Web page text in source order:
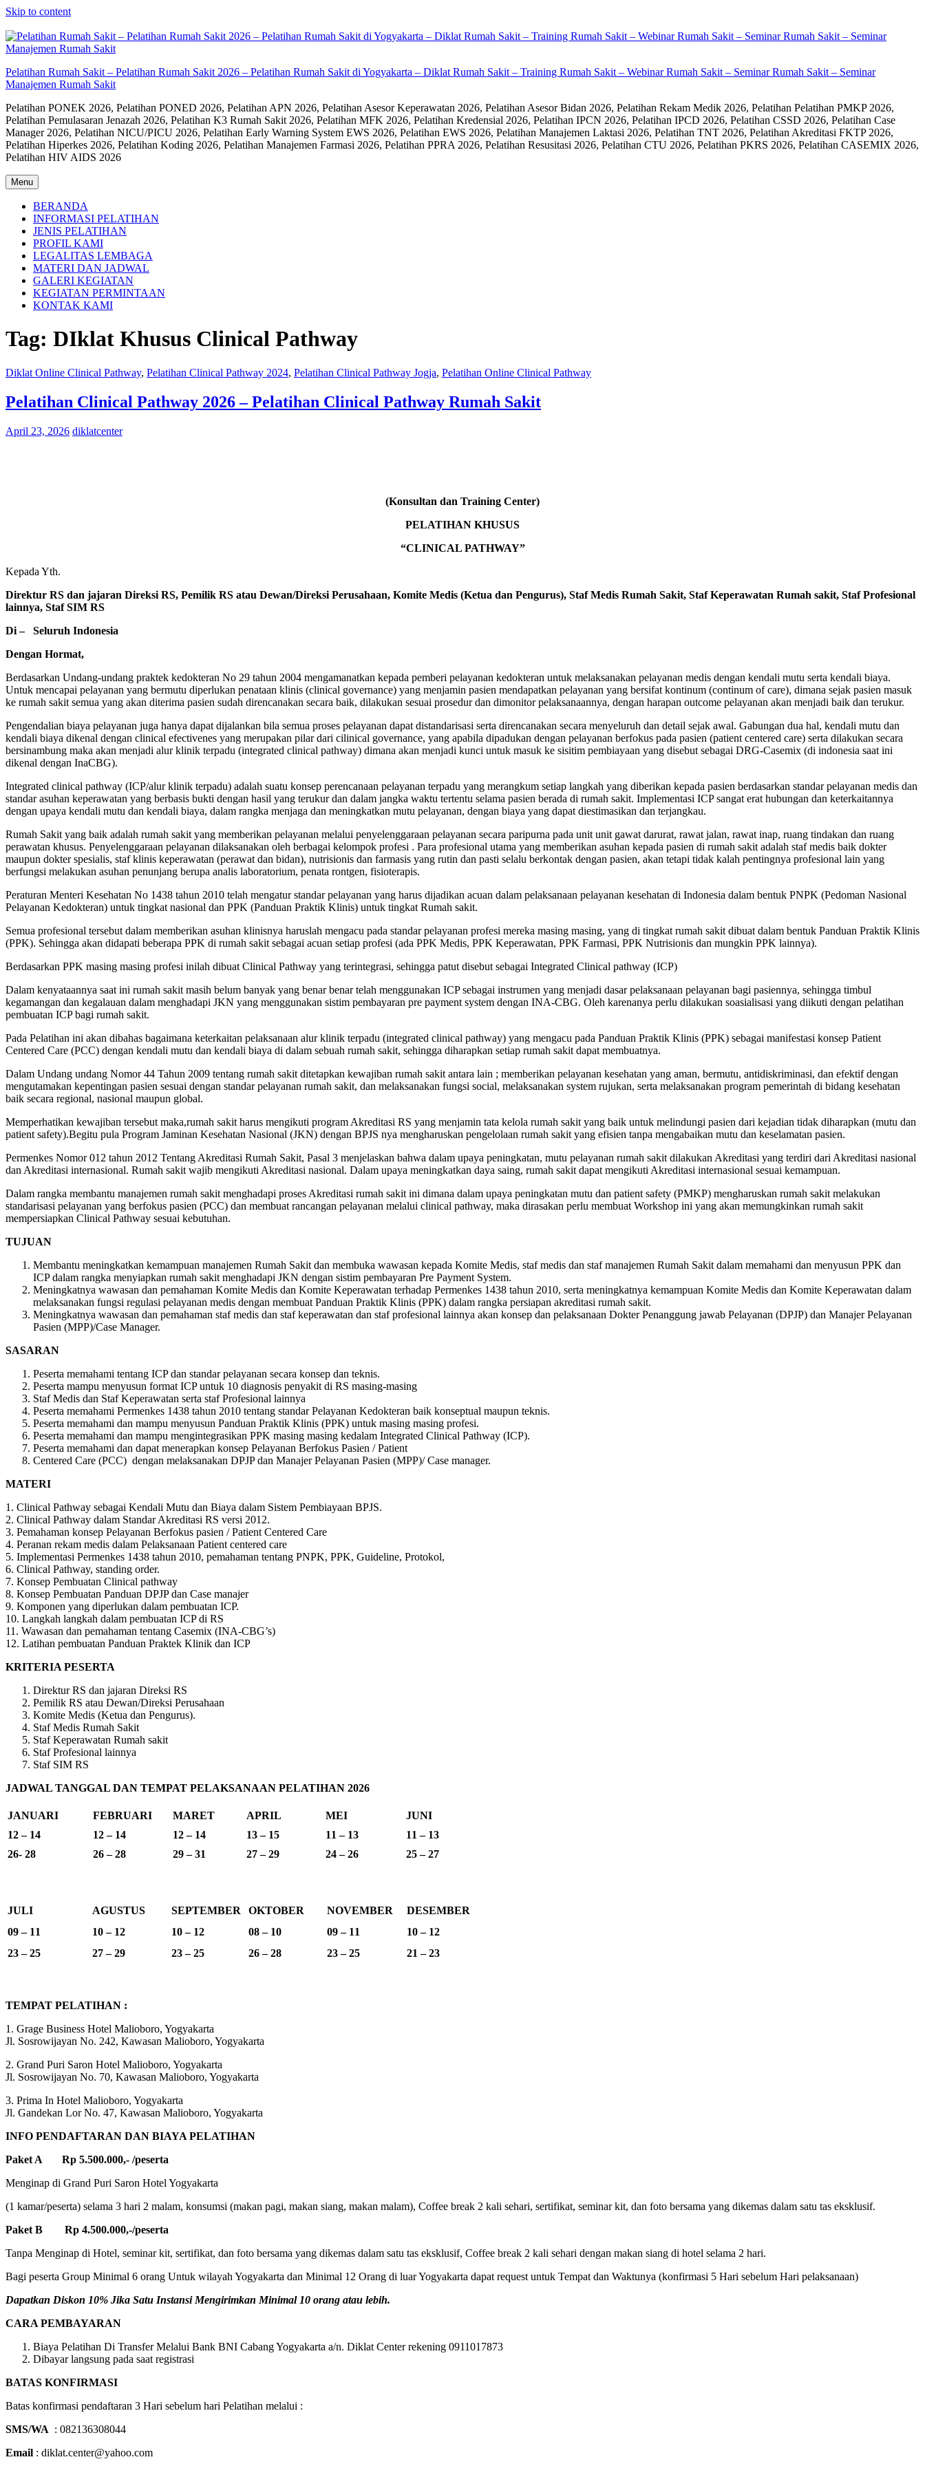
Skip to content
Pelatihan Rumah Sakit – Pelatihan Rumah Sakit 2026 – Pelatihan Rumah Sakit di Yogyakarta – Diklat Rumah Sakit – Training Rumah Sakit – Webinar Rumah Sakit – Seminar Rumah Sakit – Seminar
Manajemen Rumah Sakit
Pelatihan PONEK 2026, Pelatihan PONED 2026, Pelatihan APN 2026, Pelatihan Asesor Keperawatan 2026, Pelatihan Asesor Bidan 2026, Pelatihan Rekam Medik 2026, Pelatihan Pelatihan PMKP 2026,
Pelatihan Pemulasaran Jenazah 2026, Pelatihan K3 Rumah Sakit 2026, Pelatihan MFK 2026, Pelatihan Kredensial 2026, Pelatihan IPCN 2026, Pelatihan IPCD 2026, Pelatihan CSSD 2026, Pelatihan Case
Manager 2026, Pelatihan NICU/PICU 2026, Pelatihan Early Warning System EWS 2026, Pelatihan EWS 2026, Pelatihan Manajemen Laktasi 2026, Pelatihan TNT 2026, Pelatihan Akreditasi FKTP 2026,
Pelatihan Hiperkes 2026, Pelatihan Koding 2026, Pelatihan Manajemen Farmasi 2026, Pelatihan PPRA 2026, Pelatihan Resusitasi 2026, Pelatihan CTU 2026, Pelatihan PKRS 2026, Pelatihan CASEMIX 2026,
Pelatihan HIV AIDS 2026
Menu
BERANDA
INFORMASI PELATIHAN
JENIS PELATIHAN
PROFIL KAMI
LEGALITAS LEMBAGA
MATERI DAN JADWAL
GALERI KEGIATAN
KEGIATAN PERMINTAAN
KONTAK KAMI
Tag: DIklat Khusus Clinical Pathway
Diklat Online Clinical Pathway, Pelatihan Clinical Pathway 2024, Pelatihan Clinical Pathway Jogja, Pelatihan Online Clinical Pathway
Pelatihan Clinical Pathway 2026 – Pelatihan Clinical Pathway Rumah Sakit
April 23, 2026 diklatcenter
(Konsultan dan Training Center)
PELATIHAN KHUSUS
“CLINICAL PATHWAY”
Kepada Yth.
Direktur RS dan jajaran Direksi RS, Pemilik RS atau Dewan/Direksi Perusahaan, Komite Medis (Ketua dan Pengurus), Staf Medis Rumah Sakit, Staf Keperawatan Rumah sakit, Staf Profesional
lainnya, Staf SIM RS
Di –
Seluruh Indonesia
Dengan Hormat,
Berdasarkan Undang-undang praktek kedokteran No 29 tahun 2004 mengamanatkan kepada pemberi pelayanan kedokteran untuk melaksanakan pelayanan medis dengan kendali mutu serta kendali biaya.
Untuk mencapai pelayanan yang bermutu diperlukan penataan klinis (clinical governance) yang menjamin pasien mendapatkan pelayanan yang bersifat kontinum (continum of care), dimana sejak pasien masuk
ke rumah sakit semua yang akan diterima pasien sudah direncanakan secara baik, dilakukan sesuai prosedur dan dimonitor pelaksanaannya, dengan harapan outcome pelayanan akan menjadi baik dan terukur.
Pengendalian biaya pelayanan juga hanya dapat dijalankan bila semua proses pelayanan dapat distandarisasi serta direncanakan secara menyeluruh dan detail sejak awal. Gabungan dua hal, kendali mutu dan
kendali biaya dikenal dengan clinical efectivenes yang merupakan pilar dari cilinical governance, yang apabila dipadukan dengan pelayanan berfokus pada pasien (patient centered care) serta dilakukan secara
bersinambung maka akan menjadi alur klinik terpadu (integrated clinical pathway) dimana akan menjadi kunci untuk masuk ke sisitim pembiayaan yang disebut sebagai DRG-Casemix (di indonesia saat ini
dikenal dengan InaCBG).
Integrated clinical pathway (ICP/alur klinik terpadu) adalah suatu konsep perencanaan pelayanan terpadu yang merangkum setiap langkah yang diberikan kepada pasien berdasarkan standar pelayanan medis dan
standar asuhan keperawatan yang berbasis bukti dengan hasil yang terukur dan dalam jangka waktu tertentu selama pasien berada di rumah sakit. Implementasi ICP sangat erat hubungan dan keterkaitannya
dengan upaya kendali mutu dan kendali biaya, dalam rangka menjaga dan meningkatkan mutu pelayanan, dengan biaya yang dapat diestimasikan dan terjangkau.
Rumah Sakit yang baik adalah rumah sakit yang memberikan pelayanan melalui penyelenggaraan pelayanan secara paripurna pada unit unit gawat darurat, rawat jalan, rawat inap, ruang tindakan dan ruang
perawatan khusus. Penyelenggaraan pelayanan dilaksanakan oleh berbagai kelompok profesi . Para profesional utama yang memberikan asuhan kepada pasien di rumah sakit adalah staf medis baik dokter
maupun dokter spesialis, staf klinis keperawatan (perawat dan bidan), nutrisionis dan farmasis yang rutin dan pasti selalu berkontak dengan pasien, akan tetapi tidak kalah pentingnya profesional lain yang
berfungsi melakukan asuhan penunjang berupa analis laboratorium, penata rontgen, fisioterapis.
Peraturan Menteri Kesehatan No 1438 tahun 2010 telah mengatur standar pelayanan yang harus dijadikan acuan dalam pelaksanaan pelayanan kesehatan di Indonesia dalam bentuk PNPK (Pedoman Nasional
Pelayanan Kedokteran) untuk tingkat nasional dan PPK (Panduan Praktik Klinis) untuk tingkat Rumah sakit.
Semua profesional tersebut dalam memberikan asuhan klinisnya haruslah mengacu pada standar pelayanan profesi mereka masing masing, yang di tingkat rumah sakit dibuat dalam bentuk Panduan Praktik Klinis
(PPK). Sehingga akan didapati beberapa PPK di rumah sakit sebagai acuan setiap profesi (ada PPK Medis, PPK Keperawatan, PPK Farmasi, PPK Nutrisionis dan mungkin PPK lainnya).
Berdasarkan PPK masing masing profesi inilah dibuat Clinical Pathway yang terintegrasi, sehingga patut disebut sebagai Integrated Clinical pathway (ICP)
Dalam kenyataannya saat ini rumah sakit masih belum banyak yang benar benar telah menggunakan ICP sebagai instrumen yang menjadi dasar pelaksanaan pelayanan bagi pasiennya, sehingga timbul
kegamangan dan kegalauan dalam menghadapi JKN yang menggunakan sistim pembayaran pre payment system dengan INA-CBG. Oleh karenanya perlu dilakukan soasialisasi yang diikuti dengan pelatihan
pembuatan ICP bagi rumah sakit.
Pada Pelatihan ini akan dibahas bagaimana keterkaitan pelaksanaan alur klinik terpadu (integrated clinical pathway) yang mengacu pada Panduan Praktik Klinis (PPK) sebagai manifestasi konsep Patient
Centered Care (PCC) dengan kendali mutu dan kendali biaya di dalam sebuah rumah sakit, sehingga diharapkan setiap rumah sakit dapat membuatnya.
Dalam Undang undang Nomor 44 Tahun 2009 tentang rumah sakit ditetapkan kewajiban rumah sakit antara lain ; memberikan pelayanan kesehatan yang aman, bermutu, antidiskriminasi, dan efektif dengan
mengutamakan kepentingan pasien sesuai dengan standar pelayanan rumah sakit, dan melaksanakan fungsi social, melaksanakan system rujukan, serta melaksanakan program pemerintah di bidang kesehatan
baik secara regional, nasional maupun global.
Memperhatikan kewajiban tersebut maka,rumah sakit harus mengikuti program Akreditasi RS yang menjamin tata kelola rumah sakit yang baik untuk melindungi pasien dari kejadian tidak diharapkan (mutu dan
patient safety).Begitu pula Program Jaminan Kesehatan Nasional (JKN) dengan BPJS nya mengharuskan pengelolaan rumah sakit yang efisien tanpa mengabaikan mutu dan keselamatan pasien.
Permenkes Nomor 012 tahun 2012 Tentang Akreditasi Rumah Sakit, Pasal 3 menjelaskan bahwa dalam upaya peningkatan, mutu pelayanan rumah sakit dilakukan Akreditasi yang terdiri dari Akreditasi nasional
dan Akreditasi internasional. Rumah sakit wajib mengikuti Akreditasi nasional. Dalam upaya meningkatkan daya saing, rumah sakit dapat mengikuti Akreditasi internasional sesuai kemampuan.
Dalam rangka membantu manajemen rumah sakit menghadapi proses Akreditasi rumah sakit ini dimana dalam upaya peningkatan mutu dan patient safety (PMKP) mengharuskan rumah sakit melakukan
standarisasi pelayanan yang berfokus pasien (PCC) dan membuat rancangan pelayanan melalui clinical pathway, maka dirasakan perlu membuat Workshop ini yang akan memungkinkan rumah sakit
mempersiapkan Clinical Pathway sesuai kebutuhan.
TUJUAN
Membantu meningkatkan kemampuan manajemen Rumah Sakit dan membuka wawasan kepada Komite Medis, staf medis dan staf manajemen Rumah Sakit dalam memahami dan menyusun PPK dan
ICP dalam rangka menyiapkan rumah sakit menghadapi JKN dengan sistim pembayaran Pre Payment System.
Meningkatnya wawasan dan pemahaman Komite Medis dan Komite Keperawatan terhadap Permenkes 1438 tahun 2010, serta meningkatnya kemampuan Komite Medis dan Komite Keperawatan dalam
melaksanakan fungsi regulasi pelayanan medis dengan membuat Panduan Praktik Klinis (PPK) dalam rangka persiapan akreditasi rumah sakit.
Meningkatnya wawasan dan pemahaman staf medis dan staf keperawatan dan staf profesional lainnya akan konsep dan pelaksanaan Dokter Penanggung jawab Pelayanan (DPJP) dan Manajer Pelayanan
Pasien (MPP)/Case Manager.
SASARAN
Peserta memahami tentang ICP dan standar pelayanan secara konsep dan teknis.
Peserta mampu menyusun format ICP untuk 10 diagnosis penyakit di RS masing-masing
Staf Medis dan Staf Keperawatan serta staf Profesional lainnya
Peserta memahami Permenkes 1438 tahun 2010 tentang standar Pelayanan Kedokteran baik konseptual maupun teknis.
Peserta memahami dan mampu menyusun Panduan Praktik Klinis (PPK) untuk masing masing profesi.
Peserta memahami dan mampu mengintegrasikan PPK masing masing kedalam Integrated Clinical Pathway (ICP).
Peserta memahami dan dapat menerapkan konsep Pelayanan Berfokus Pasien / Patient
Centered Care (PCC) dengan melaksanakan DPJP dan Manajer Pelayanan Pasien (MPP)/ Case manager.
MATERI
1. Clinical Pathway sebagai Kendali Mutu dan Biaya dalam Sistem Pembiayaan BPJS.
2. Clinical Pathway dalam Standar Akreditasi RS versi 2012.
3. Pemahaman konsep Pelayanan Berfokus pasien / Patient Centered Care
4. Peranan rekam medis dalam Pelaksanaan Patient centered care
5. Implementasi Permenkes 1438 tahun 2010, pemahaman tentang PNPK, PPK, Guideline, Protokol,
6. Clinical Pathway, standing order.
7. Konsep Pembuatan Clinical pathway
8. Konsep Pembuatan Panduan DPJP dan Case manajer
9. Komponen yang diperlukan dalam pembuatan ICP.
10. Langkah langkah dalam pembuatan ICP di RS
11. Wawasan dan pemahaman tentang Casemix (INA-CBG’s)
12. Latihan pembuatan Panduan Praktek Klinik dan ICP
KRITERIA PESERTA
Direktur RS dan jajaran Direksi RS
Pemilik RS atau Dewan/Direksi Perusahaan
Komite Medis (Ketua dan Pengurus).
Staf Medis Rumah Sakit
Staf Keperawatan Rumah sakit
Staf Profesional lainnya
Staf SIM RS
JADWAL TANGGAL DAN TEMPAT PELAKSANAAN PELATIHAN 2026
JANUARI FEBRUARI MARET APRIL MEI
JUNI
12 – 14
12 – 14 12 – 14 13 – 15 11 – 13
11 – 13
26- 28
26 – 28 29 – 31 27 – 29 24 – 26 25 – 27
JULI AGUSTUS SEPTEMBER OKTOBER NOVEMBER
DESEMBER
09 – 11
10 – 12 10 – 12 08 – 10 09 – 11
10 – 12
23 – 25
27 – 29 23 – 25 26 – 28 23 – 25 21 – 23
TEMPAT PELATIHAN :
1. Grage Business Hotel Malioboro, Yogyakarta
Jl. Sosrowijayan No. 242, Kawasan Malioboro, Yogyakarta
2. Grand Puri Saron Hotel Malioboro, Yogyakarta
Jl. Sosrowijayan No. 70, Kawasan Malioboro, Yogyakarta
3. Prima In Hotel Malioboro, Yogyakarta
Jl. Gandekan Lor No. 47, Kawasan Malioboro, Yogyakarta
INFO PENDAFTARAN DAN BIAYA PELATIHAN
Paket A Rp 5.500.000,- /peserta
Menginap di Grand Puri Saron Hotel Yogyakarta
(1 kamar/peserta) selama 3 hari 2 malam, konsumsi (makan pagi, makan siang, makan malam), Coffee break 2 kali sehari, sertifikat, seminar kit, dan foto bersama yang dikemas dalam satu tas eksklusif.
Paket B Rp 4.500.000,-/peserta
Tanpa Menginap di Hotel, seminar kit, sertifikat, dan foto bersama yang dikemas dalam satu tas eksklusif, Coffee break 2 kali sehari dengan makan siang di hotel selama 2 hari.
Bagi peserta Group Minimal 6 orang Untuk wilayah Yogyakarta dan Minimal 12 Orang di luar Yogyakarta dapat request untuk Tempat dan Waktunya (konfirmasi 5 Hari sebelum Hari pelaksanaan)
Dapatkan Diskon 10% Jika Satu Instansi Mengirimkan Minimal 10 orang atau lebih.
CARA PEMBAYARAN
Biaya Pelatihan Di Transfer Melalui Bank BNI Cabang Yogyakarta a/n. Diklat Center rekening 0911017873
Dibayar langsung pada saat registrasi
BATAS KONFIRMASI
Batas konfirmasi pendaftaran 3 Hari sebelum hari Pelatihan melalui :
SMS/WA : 082136308044
Email : diklat.center@yahoo.com